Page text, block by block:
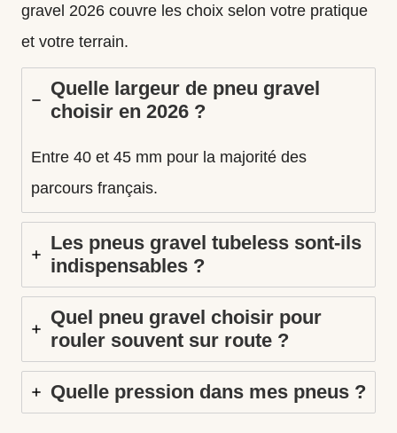
gravel 2026 couvre les choix selon votre pratique
et votre terrain.
Quelle largeur de pneu gravel
choisir en 2026 ?
Entre 40 et 45 mm pour la majorité des
parcours français.
Les pneus gravel tubeless sont-ils
indispensables ?
Quel pneu gravel choisir pour
rouler souvent sur route ?
Quelle pression dans mes pneus ?